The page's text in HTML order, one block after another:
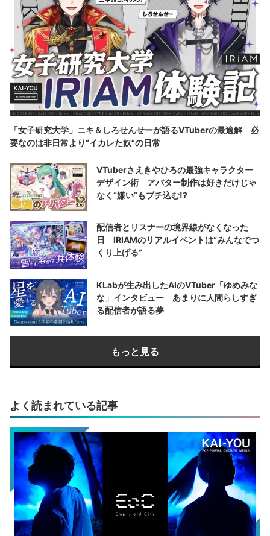
「女子研究大学」ニキ＆しろせんせーが語るVTuberの最適解 必
要なのは非日常より“イカレた奴”の日常
VTuberさえきやひろの最強キャラクター
デザイン術 アバター制作は好きだけじゃ
なく“嫌い”もブチ込む!?
配信者とリスナーの境界線がなくなった
日 IRIAMのリアルイベントは“みんなでつ
くり上げる”
KLabが生み出したAIのVTuber「ゆめみな
な」インタビュー あまりに人間らしすぎ
る配信者が語る夢
もっと見る
よく読まれている記事